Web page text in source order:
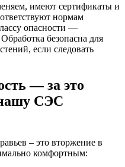
имеют сертификаты и
нормам
опасности —
безопасна для
если следовать
— за это
СЭС
– это вторжение в
комфортным: